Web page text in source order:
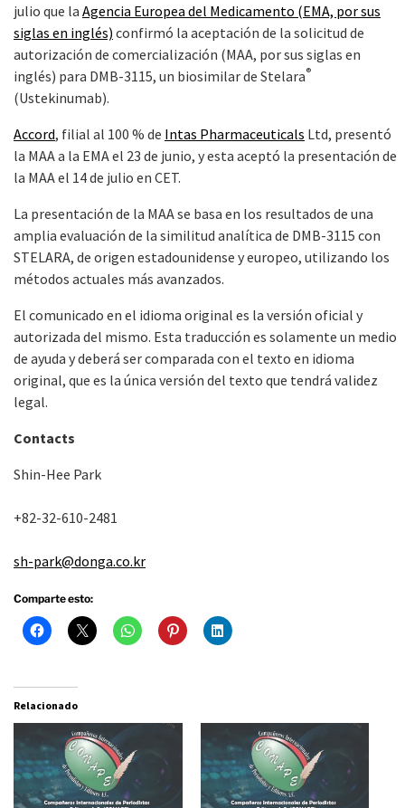
julio que la Agencia Europea del Medicamento (EMA, por sus
siglas en inglés) confirmó la aceptación de la solicitud de
autorización de comercialización (MAA, por sus siglas en
inglés) para DMB-3115, un biosimilar de Stelara®
(Ustekinumab).
Accord, filial al 100 % de Intas Pharmaceuticals Ltd, presentó
la MAA a la EMA el 23 de junio, y esta aceptó la presentación de
la MAA el 14 de julio en CET.
La presentación de la MAA se basa en los resultados de una
amplia evaluación de la similitud analítica de DMB-3115 con
STELARA, de origen estadounidense y europeo, utilizando los
métodos actuales más avanzados.
El comunicado en el idioma original es la versión oficial y
autorizada del mismo. Esta traducción es solamente un medio
de ayuda y deberá ser comparada con el texto en idioma
original, que es la única versión del texto que tendrá validez
legal.
Contacts
Shin-Hee Park
+82-32-610-2481
sh-park@donga.co.kr
Comparte esto:
Relacionado